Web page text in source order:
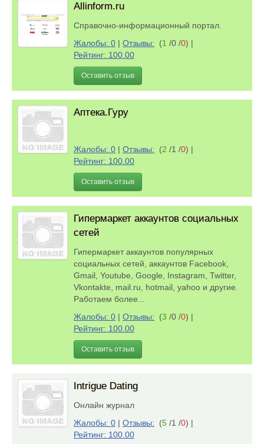
Allinform.ru
Справочно-информационный портал.
Жалобы: 0 | Отзывы: (1 /0 /0) |
Рейтинг: 100.00
Оставить отзыв
Аптека.Гуру
Жалобы: 0 | Отзывы: (2 /1 /0) |
Рейтинг: 100.00
Оставить отзыв
Гипермаркет аккаунтов социальных
сетей
Гипермаркет аккаунтов популярных
социальных сетей, аккаунтов Facebook,
Gmail, Youtube, Google, Instagram, Twitter,
Vkontakte, mail.ru, hotmail, yahoo и другие.
Работаем более...
Жалобы: 0 | Отзывы: (3 /0 /0) |
Рейтинг: 100.00
Оставить отзыв
Intrigue Dating
Онлайн журнал
Жалобы: 0 | Отзывы: (5 /1 /0) |
Рейтинг: 100.00